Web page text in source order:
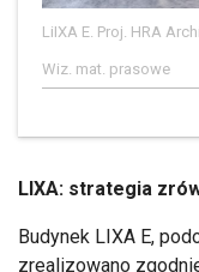
LiIXA E. Proj. HRA
Wiz. mat. prasowe
LIXA: strategia
Budynek LIXA E,
zrealizowano